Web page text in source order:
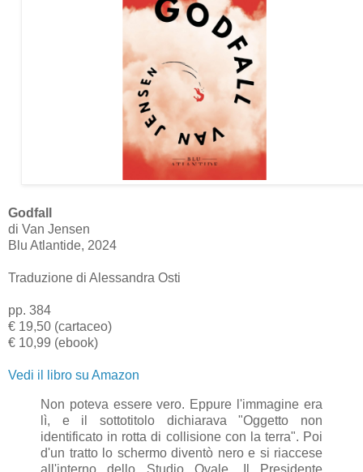
Godfall
di Van Jensen
Blu Atlantide, 2024
Traduzione di Alessandra Osti
pp. 384
€ 19,50 (cartaceo)
€ 10,99 (ebook)
Vedi il libro su Amazon
Non poteva essere vero. Eppure l'immagine era
lì, e il sottotitolo dichiarava "Oggetto non
identificato in rotta di collisione con la terra". Poi
d'un tratto lo schermo diventò nero e si riaccese